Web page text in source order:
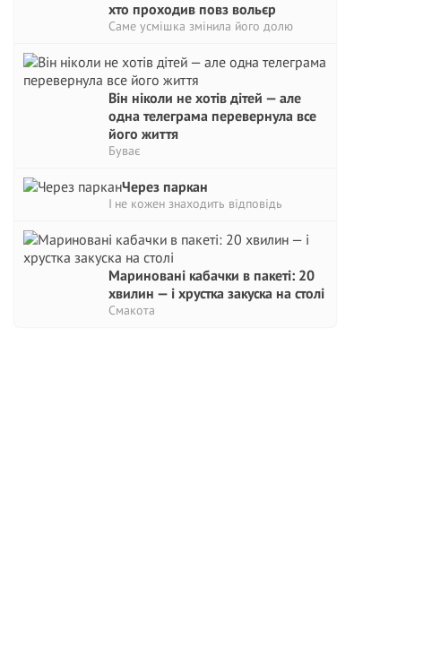
хто проходив повз вольєр
Саме усмішка змінила його долю
Він ніколи не хотів дітей — але
одна телеграма перевернула все
його життя
Буває
Через паркан
І не кожен знаходить відповідь
Мариновані кабачки в пакеті: 20
хвилин — і хрустка закуска на столі
Смакота